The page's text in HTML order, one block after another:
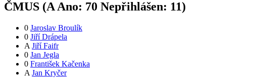
ČMUS (AAno: 70 Nepřihlášen: 11)
0 Jaroslav Broulík
0 Jiří Drápela
A Jiří Faifr
0 Jan Jegla
0 František Kačenka
A Jan Kryčer